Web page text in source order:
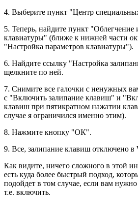
4. Выберите пункт "Центр
5. Теперь, найдите пункт "Облегчение
клавиатуры" (ближе к нижней части
"Настройка параметров клавиатуры").
6. Найдите ссылку "Настройка
щелкните по ней.
7. Снимите все галочки с ненужных
с "Включить залипание клавиш" и
клавиш при пятикратном нажатии
случае я ограничился именно этим).
8. Нажмите кнопку "ОК".
9. Все, залипание клавиш отключено в
Как видите, ничего сложного в этой
есть куда более быстрый подход,
подойдет в том случае, если вам
т.е. включить.